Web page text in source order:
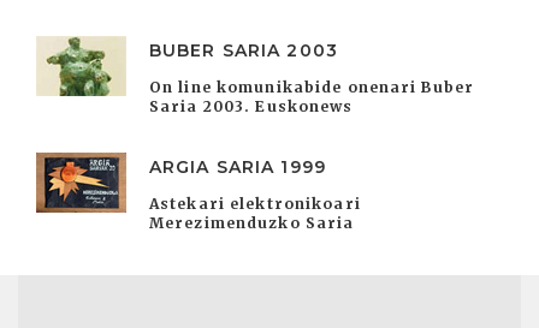
BUBER SARIA 2003
On line komunikabide onenari Buber
Saria 2003. Euskonews
ARGIA SARIA 1999
Astekari elektronikoari
Merezimenduzko Saria